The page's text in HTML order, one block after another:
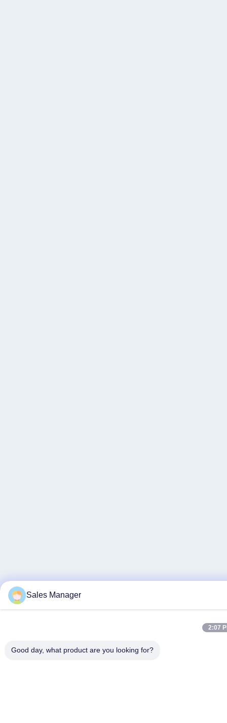
Sales Manager
2:07
Good day, what product are you looking for?